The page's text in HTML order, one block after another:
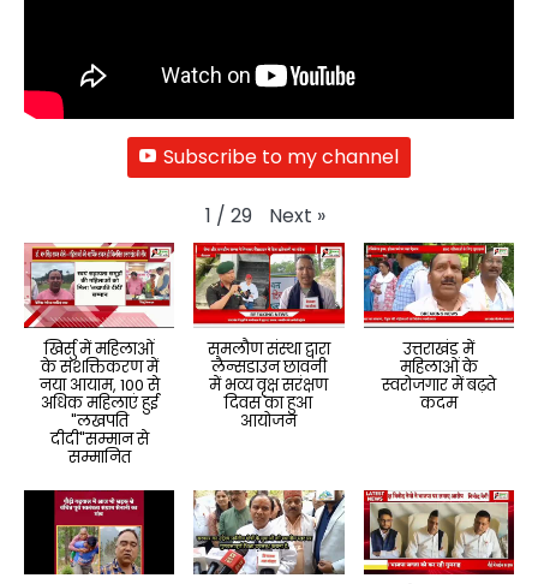
Subscribe to my channel
1 / 29 Next »
खिर्सु में महिलाओं
के सशक्तिकरण में
नया आयाम, 100 से
अधिक महिलाएं हुई
"लखपति
दीदी"सम्मान से
सम्मानित
समलौण संस्था द्वारा
लैन्सडाउन छावनी
में भव्य वृक्ष सरंक्षण
दिवस का हुआ
आयोजन
उत्तराखंड में
महिलाओं के
स्वरोजगार में बढ़ते
कदम